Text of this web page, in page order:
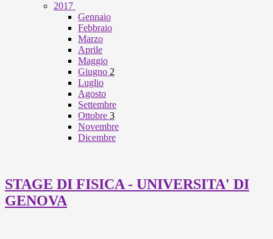
2017
Gennaio
Febbraio
Marzo
Aprile
Maggio
Giugno 2
Luglio
Agosto
Settembre
Ottobre 3
Novembre
Dicembre
STAGE DI FISICA - UNIVERSITA' DI
GENOVA